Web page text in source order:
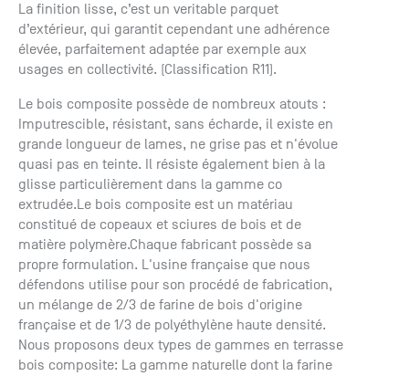
La finition lisse, c’est un veritable parquet
d’extérieur, qui garantit cependant une adhérence
élevée, parfaitement adaptée par exemple aux
usages en collectivité. (Classification R11).
Le bois composite possède de nombreux atouts :
Imputrescible, résistant, sans écharde, il existe en
grande longueur de lames, ne grise pas et n'évolue
quasi pas en teinte. Il résiste également bien à la
glisse particulièrement dans la gamme co
extrudée.Le bois composite est un matériau
constitué de copeaux et sciures de bois et de
matière polymère.Chaque fabricant possède sa
propre formulation. L'usine française que nous
défendons utilise pour son procédé de fabrication,
un mélange de 2/3 de farine de bois d'origine
française et de 1/3 de polyéthylène haute densité.
Nous proposons deux types de gammes en terrasse
bois composite: La gamme naturelle dont la farine